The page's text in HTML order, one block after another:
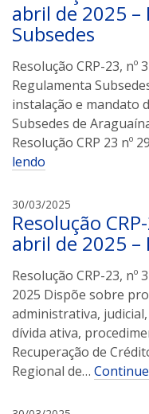
i
v
a
n
r
e
t
a
e
s
abril de 2025
Subsedes
Resolução CRP-23, nº
Regulamenta
instalação e mandato
Subsedes de
Resolução CRP 23 nº
lendo
30/03/2025
r
i
v
a
n
d
e
t
a
Resolução
abril de 2025 –
Resolução CRP-23, nº
2025 Dispõe sobre
administrativa,
dívida ativa,
Recuperação de
Regional de…